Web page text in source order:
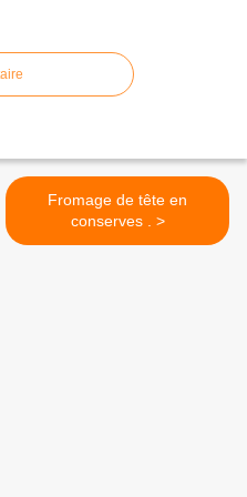
Fromage de tête en
conserves . >